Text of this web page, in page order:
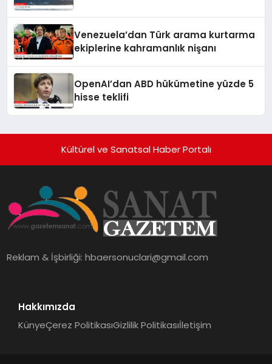
Venezuela’dan Türk arama kurtarma
ekiplerine kahramanlık nişanı
OpenAI’dan ABD hükümetine yüzde 5
hisse teklifi
Kültürel ve Sanatsal Haber Portalı
Reklam & İşbirliği:hbaersonuclari@gmail.com
Hakkımızda
KünyeÇerez PolitikasıGizlilik Politikasıİletişim